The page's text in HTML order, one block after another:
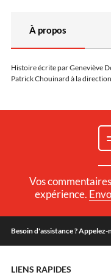
À propos
Histoire écrite par Geneviève
Patrick Chouinard à la direction.
Vos
expérience.
Besoin d'assistance ?
LIENS RAPIDES